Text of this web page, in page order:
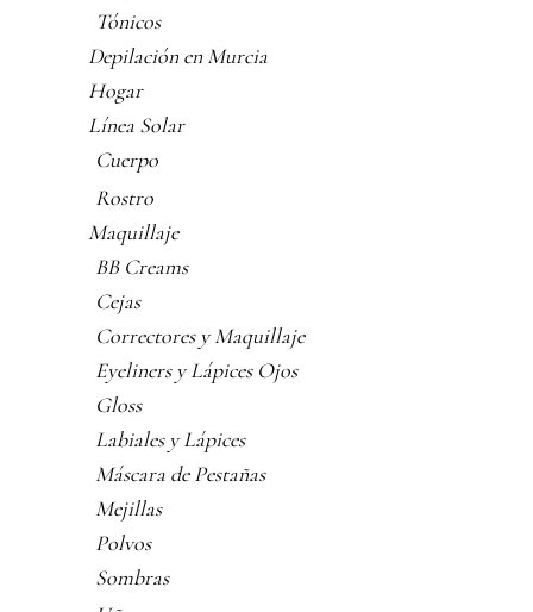
Tónicos
Depilación en Murcia
Hogar
Línea Solar
Cuerpo
Rostro
Maquillaje
BB Creams
Cejas
Correctores y Maquillaje
Eyeliners y Lápices Ojos
Gloss
Labiales y Lápices
Máscara de Pestañas
Mejillas
Polvos
Sombras